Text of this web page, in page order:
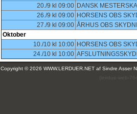
20./9 kl 09:00 DANSK
26./9 kl 09:00 HORSENS OBS
27./9 kl 09:00 ÅRHUS OBS
Oktober
10./10 kl 10:00 HORSENS OBS
24./10 kl 10:00
Copyright © 2026 WWW.LERDUER.NET af Sindre Asser
(leirdue-web-